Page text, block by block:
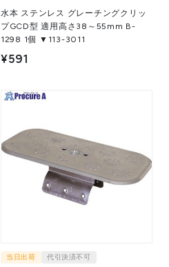
水本 ステンレス グレーチングクリッ
プGCD型 適用高さ38～55mm B-
1298 1個 ▼113-3011
¥591
当日出荷 代引決済不可